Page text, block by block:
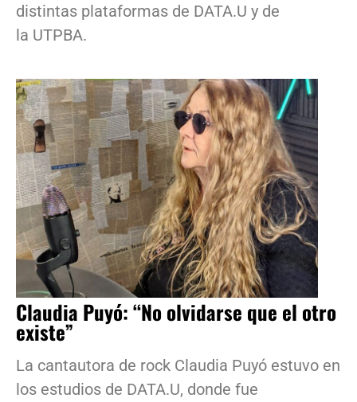
distintas plataformas de DATA.U y de
la UTPBA.
Claudia Puyó: “No olvidarse que el otro
existe”
La cantautora de rock Claudia Puyó estuvo en
los estudios de DATA.U, donde fue